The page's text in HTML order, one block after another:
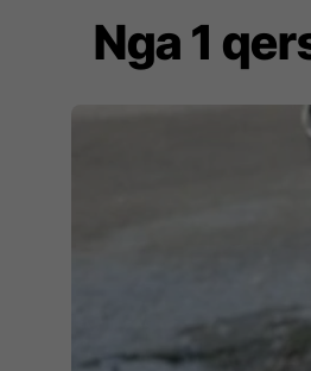
Nga 1